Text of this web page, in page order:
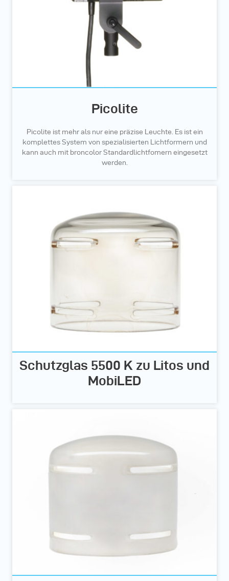
Picolite
Picolite ist mehr als nur eine präzise Leuchte. Es ist ein
komplettes System von spezialisierten Lichtformern und
kann auch mit broncolor Standardlichtfomern eingesetzt
werden.
Schutzglas 5500 K zu Litos und
MobiLED